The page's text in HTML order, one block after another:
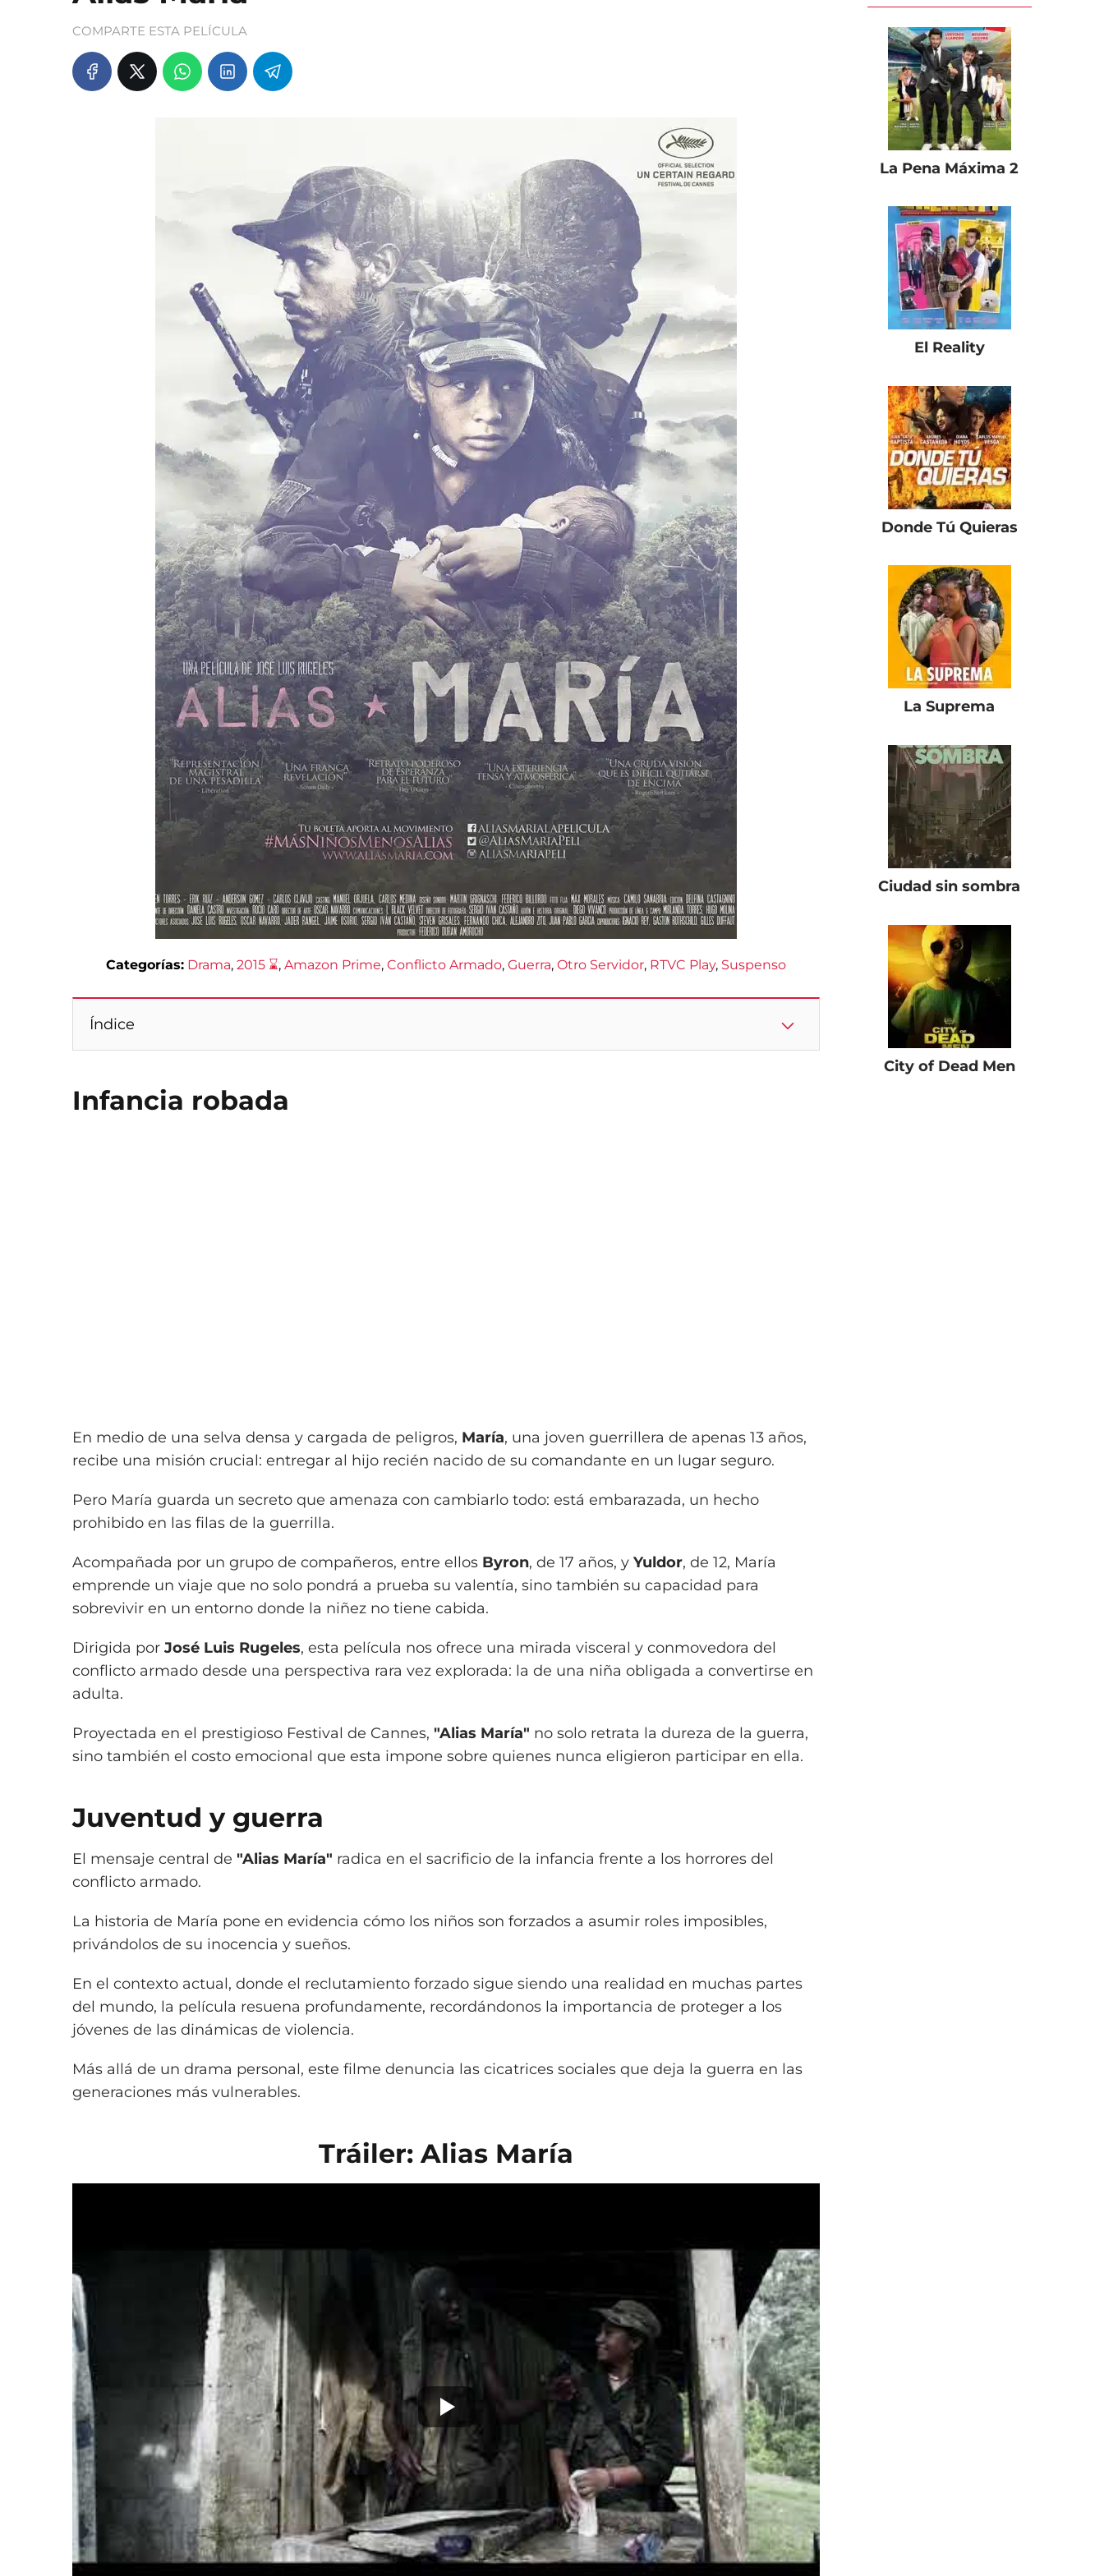
COMPARTE ESTA PELÍCULA
Categorías: Drama, 2015 ⌛, Amazon Prime, Conflicto Armado, Guerra, Otro Servidor, RTVC Play, Suspenso
Índice
Infancia robada
En medio de una selva densa y cargada de peligros, María, una joven guerrillera de apenas 13 años,
recibe una misión crucial: entregar al hijo recién nacido de su comandante en un lugar seguro.
Pero María guarda un secreto que amenaza con cambiarlo todo: está embarazada, un hecho
prohibido en las filas de la guerrilla.
Acompañada por un grupo de compañeros, entre ellos Byron, de 17 años, y Yuldor, de 12, María
emprende un viaje que no solo pondrá a prueba su valentía, sino también su capacidad para
sobrevivir en un entorno donde la niñez no tiene cabida.
Dirigida por José Luis Rugeles, esta película nos ofrece una mirada visceral y conmovedora del
conflicto armado desde una perspectiva rara vez explorada: la de una niña obligada a convertirse en
adulta.
Proyectada en el prestigioso Festival de Cannes, "Alias María" no solo retrata la dureza de la guerra,
sino también el costo emocional que esta impone sobre quienes nunca eligieron participar en ella.
Juventud y guerra
El mensaje central de "Alias María" radica en el sacrificio de la infancia frente a los horrores del
conflicto armado.
La historia de María pone en evidencia cómo los niños son forzados a asumir roles imposibles,
privándolos de su inocencia y sueños.
En el contexto actual, donde el reclutamiento forzado sigue siendo una realidad en muchas partes
del mundo, la película resuena profundamente, recordándonos la importancia de proteger a los
jóvenes de las dinámicas de violencia.
Más allá de un drama personal, este filme denuncia las cicatrices sociales que deja la guerra en las
generaciones más vulnerables.
Tráiler: Alias María
La Pena Máxima 2
El Reality
Donde Tú Quieras
La Suprema
Ciudad sin sombra
City of Dead Men